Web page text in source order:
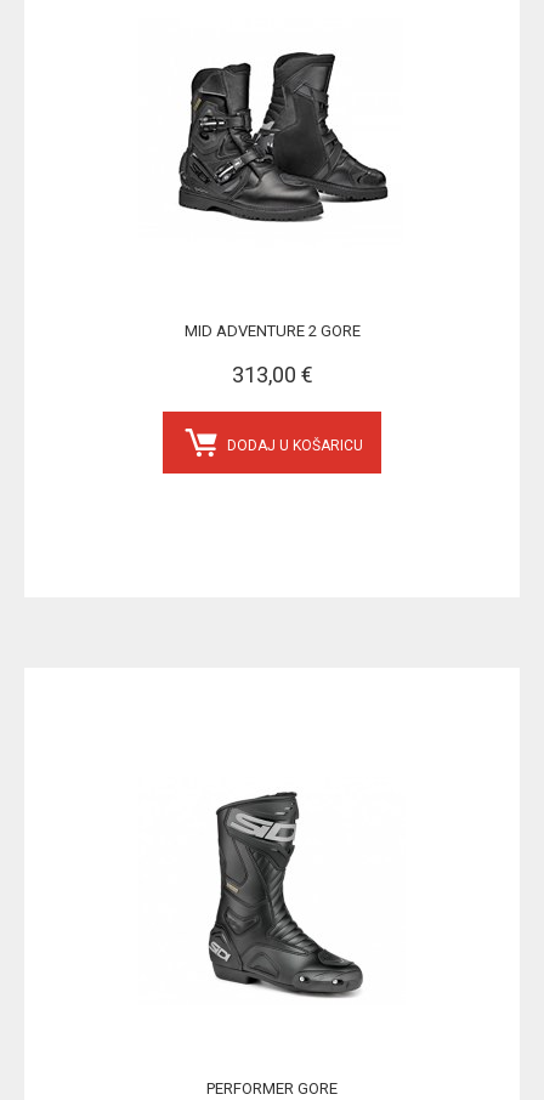
MID ADVENTURE 2 GORE
313,00 €
DODAJ U KOŠARICU
PERFORMER GORE